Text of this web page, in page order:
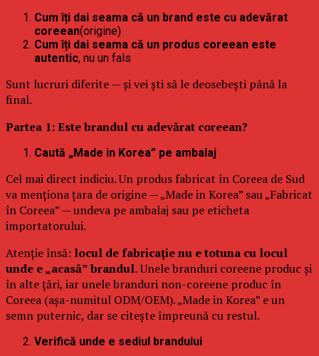
Cum îți dai seama că un brand este cu adevărat
coreean(origine)
Cum îți dai seama că un produs coreean este
autentic, nu un fals
Sunt lucruri diferite — și vei ști să le deosebești până la
final.
Partea 1: Este brandul cu adevărat coreean?
Caută „Made in Korea” pe ambalaj
Cel mai direct indiciu. Un produs fabricat în Coreea de Sud
va menționa țara de origine — „Made in Korea” sau „Fabricat
în Coreea” — undeva pe ambalaj sau pe eticheta
importatorului.
Atenție însă: locul de fabricație nu e totuna cu locul
unde e „acasă” brandul.Unele branduri coreene produc și
în alte țări, iar unele branduri non-coreene produc în
Coreea (așa-numitul ODM/OEM). „Made in Korea” e un
semn puternic, dar se citește împreună cu restul.
Verifică unde e sediul brandului